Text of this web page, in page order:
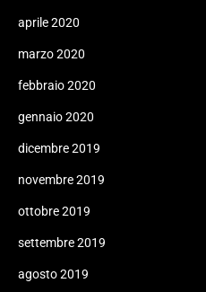
aprile 2020
marzo 2020
febbraio 2020
gennaio 2020
dicembre 2019
novembre 2019
ottobre 2019
settembre 2019
agosto 2019